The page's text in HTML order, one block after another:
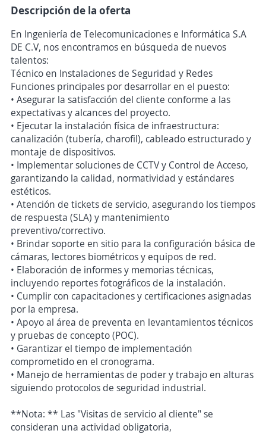
Descripción de la oferta
En Ingeniería de Telecomunicaciones e Informática S.A
DE C.V, nos encontramos en búsqueda de nuevos
talentos:
Técnico en Instalaciones de Seguridad y Redes
Funciones principales por desarrollar en el puesto:
• Asegurar la satisfacción del cliente conforme a las
expectativas y alcances del proyecto.
• Ejecutar la instalación física de infraestructura:
canalización (tubería, charofil), cableado estructurado y
montaje de dispositivos.
• Implementar soluciones de CCTV y Control de Acceso,
garantizando la calidad, normatividad y estándares
estéticos.
• Atención de tickets de servicio, asegurando los tiempos
de respuesta (SLA) y mantenimiento
preventivo/correctivo.
• Brindar soporte en sitio para la configuración básica de
cámaras, lectores biométricos y equipos de red.
• Elaboración de informes y memorias técnicas,
incluyendo reportes fotográficos de la instalación.
• Cumplir con capacitaciones y certificaciones asignadas
por la empresa.
• Apoyo al área de preventa en levantamientos técnicos
y pruebas de concepto (POC).
• Garantizar el tiempo de implementación
comprometido en el cronograma.
• Manejo de herramientas de poder y trabajo en alturas
siguiendo protocolos de seguridad industrial.
**Nota: ** Las "Visitas de servicio al cliente" se
consideran una actividad obligatoria,